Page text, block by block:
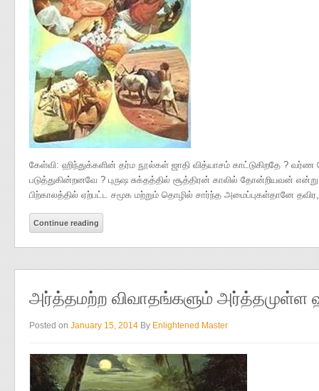
கேள்வி: ஹிந்துக்களின் தர்ம நூல்கள் ஜாதி வித்யாசம் காட்டுகிறதே ?
படுத்துகின்றனவே ? புருஷ சுக்தத்தில் சூத்திரன் காலில் தோன்றியவன் என்று
பிற்காலத்தில் ஏற்பட்ட சமூக மற்றும் தொழில் சார்ந்த அமைப்புகள்தானே
Continue reading
அர்த்தமற்ற விவாதங்களும் அர்த்தமுள்ள
Posted on January 15, 2014 By Enlightened Master